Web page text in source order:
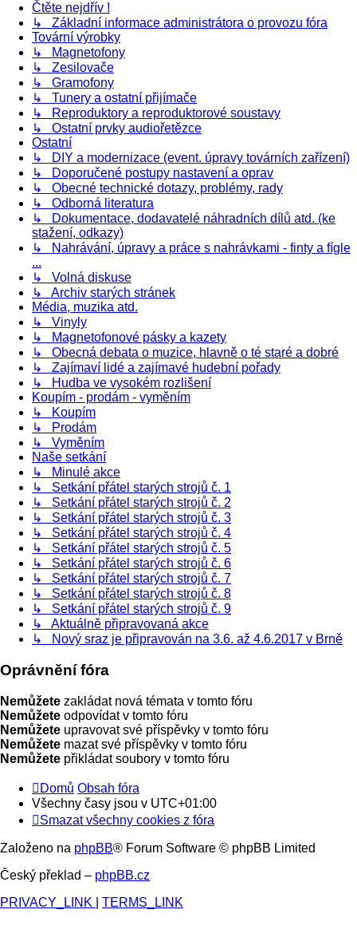
Čtěte nejdřív !
↳ Základní informace administrátora o provozu fóra
Tovární výrobky
↳ Magnetofony
↳ Zesilovače
↳ Gramofony
↳ Tunery a ostatní přijímače
↳ Reproduktory a reproduktorové soustavy
↳ Ostatní prvky audiořetězce
Ostatní
↳ DIY a modernizace (event. úpravy továrních zařízení)
↳ Doporučené postupy nastavení a oprav
↳ Obecné technické dotazy, problémy, rady
↳ Odborná literatura
↳ Dokumentace, dodavatelé náhradních dílů atd. (ke
stažení, odkazy)
↳ Nahrávání, úpravy a práce s nahrávkami - finty a fígle
...
↳ Volná diskuse
↳ Archiv starých stránek
Média, muzika atd.
↳ Vinyly
↳ Magnetofonové pásky a kazety
↳ Obecná debata o muzice, hlavně o té staré a dobré
↳ Zajímaví lidé a zajímavé hudební pořady
↳ Hudba ve vysokém rozlišení
Koupím - prodám - vyměním
↳ Koupím
↳ Prodám
↳ Vyměním
Naše setkání
↳ Minulé akce
↳ Setkání přátel starých strojů č. 1
↳ Setkání přátel starých strojů č. 2
↳ Setkání přátel starých strojů č. 3
↳ Setkání přátel starých strojů č. 4
↳ Setkání přátel starých strojů č. 5
↳ Setkání přátel starých strojů č. 6
↳ Setkání přátel starých strojů č. 7
↳ Setkání přátel starých strojů č. 8
↳ Setkání přátel starých strojů č. 9
↳ Aktuálně připravovaná akce
↳ Nový sraz je připravován na 3.6. až 4.6.2017 v Brně
Oprávnění fóra
Nemůžete zakládat nová témata v tomto fóru
Nemůžete odpovídat v tomto fóru
Nemůžete upravovat své příspěvky v tomto fóru
Nemůžete mazat své příspěvky v tomto fóru
Nemůžete přikládat soubory v tomto fóru
Domů Obsah fóra
Všechny časy jsou v UTC+01:00
Smazat všechny cookies z fóra
Založeno na phpBB® Forum Software © phpBB Limited
Český překlad – phpBB.cz
PRIVACY_LINK
TERMS_LINK